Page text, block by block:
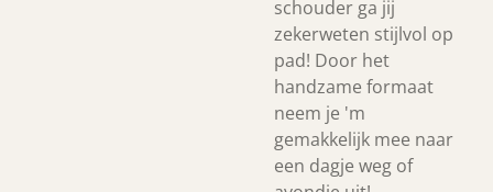
schouder ga jij
zekerweten stijlvol op
pad! Door het
handzame formaat
neem je 'm
gemakkelijk mee naar
een dagje weg of